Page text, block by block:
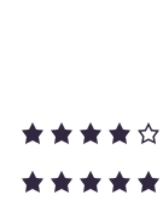
bør du